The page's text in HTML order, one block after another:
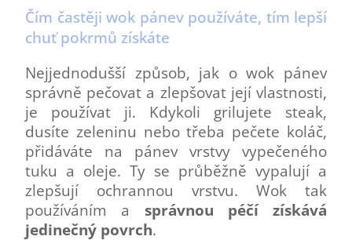
Čím častěji wok pánev používáte, tím lepší
chuť pokrmů získáte
Nejjednodušší způsob, jak o wok pánev
správně pečovat a zlepšovat její vlastnosti,
je používat ji. Kdykoli grilujete steak,
dusíte zeleninu nebo třeba pečete koláč,
přidáváte na pánev vrstvy vypečeného
tuku a oleje. Ty se průběžně vypalují a
zlepšují ochrannou vrstvu. Wok tak
používáním a správnou péčí získává
jedinečný povrch.